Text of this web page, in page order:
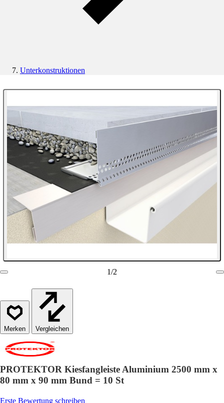
Unterkonstruktionen
1/2
Vergleichen
PROTEKTOR Kiesfangleiste Aluminium 2500 mm x
80 mm x 90 mm Bund = 10 St
Erste Bewertung schreiben